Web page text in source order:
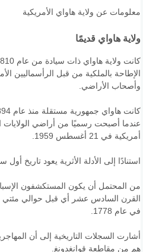
معلومات عن ولاية هاواي الأمريكية
ولاية هاواي قديمًا
الإطاحة بالملكية من قبل الرأسماليين
وأصحاب الأراضي.
عندما أصبحت رسميًا من أراضي الولايات
أمريكية في 21 أغسطس 1959.
استنادًا إلى الأدلة الأثرية يعود تاريخ أول
من المحتمل أن يكون المستكشفون
القرن السادس عشر أي قبل حوالي مئتي
في عام 1778.
أشارت السجلات التاريخية إلى أن
هم من مقاطعة قوانغدونغ.